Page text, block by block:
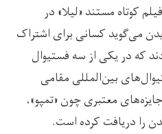
کوتاه مستند «لیلا» در
می‌گوید کسانی برای اشتراک
که در یکی از سه فستیوال
بین‌المللی مقامی
معتبری چون «تمپو»،
را دریافت کرده است.